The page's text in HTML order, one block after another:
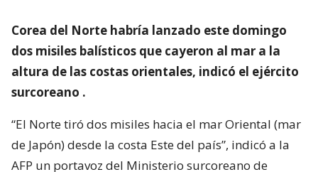
Corea del Norte habría lanzado este domingo
dos misiles balísticos que cayeron al mar a la
altura de las costas orientales, indicó el ejército
surcoreano .
“El Norte tiró dos misiles hacia el mar Oriental (mar
de Japón) desde la costa Este del país”, indicó a la
AFP un portavoz del Ministerio surcoreano de